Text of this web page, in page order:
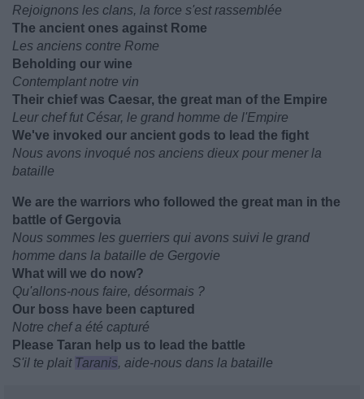
Rejoignons les clans, la force s'est rassemblée
The ancient ones against Rome
Les anciens contre Rome
Beholding our wine
Contemplant notre vin
Their chief was Caesar, the great man of the Empire
Leur chef fut César, le grand homme de l'Empire
We've invoked our ancient gods to lead the fight
Nous avons invoqué nos anciens dieux pour mener la
bataille
We are the warriors who followed the great man in the
battle of Gergovia
Nous sommes les guerriers qui avons suivi le grand
homme dans la bataille de Gergovie
What will we do now?
Qu'allons-nous faire, désormais ?
Our boss have been captured
Notre chef a été capturé
Please Taran help us to lead the battle
S'il te plait Taranis, aide-nous dans la bataille